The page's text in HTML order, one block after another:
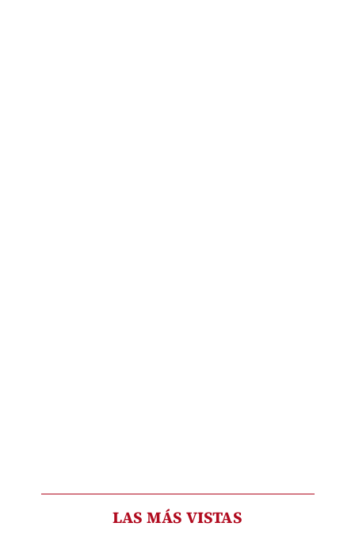
LAS MÁS VISTAS